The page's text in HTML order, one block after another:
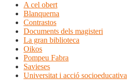
A cel obert
Blanquerna
Contrastos
Documents dels magisteri
La gran biblioteca
Oikos
Pompeu Fabra
Savieses
Universitat i acció socioeducativa